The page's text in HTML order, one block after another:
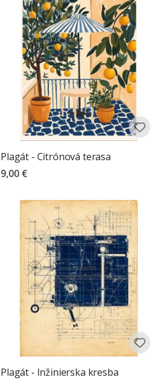
Plagát - Citrónová terasa
9,00 €
Plagát - Inžinierska kresba